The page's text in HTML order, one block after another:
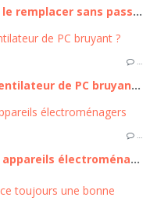
Écran iPhone 16 cassé ? Comment le remplacer sans passer par un professionnel
…
Comment régler le problème du ventilateur de PC bruyant ?
…
Sauver la planète en réparant ses appareils électroménagers